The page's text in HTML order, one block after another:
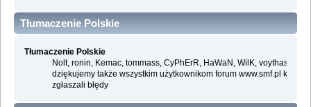
Tłumaczenie Polskie
Tłumaczenie Polskie
Nolt, ronin, Kemac, tommass, CyPhErR, HaWaN, WilK, voythas i
dziękujemy także wszystkim użytkownikom forum www.smf.pl którzy
zgłaszali błędy